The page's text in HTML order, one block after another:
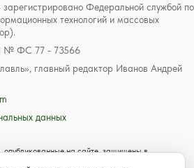
Федеральной службой по
технологий и массовых
№ ФС 77 - 73566
главный редактор Иванов Андрей
данных
на сайте, защищены в
законодательством об авторском